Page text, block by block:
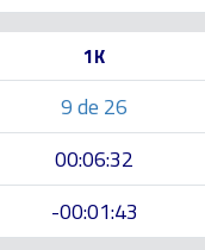
1K
9 de 26
00:06:32
-00:01:43